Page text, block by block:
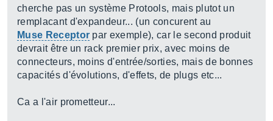
cherche pas un système Protools, mais plutot un
remplacant d'expandeur... (un concurent au
Muse Receptor par exemple), car le second produit
devrait être un rack premier prix, avec moins de
connecteurs, moins d'entrée/sorties, mais de bonnes
capacités d'évolutions, d'effets, de plugs etc...
Ca a l'air prometteur...